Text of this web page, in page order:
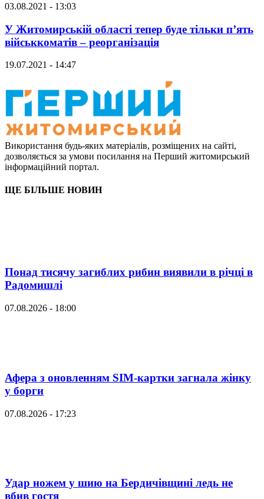
03.08.2021 - 13:03
У Житомирській області тепер буде тільки п’ять
військкоматів – реорганізація
19.07.2021 - 14:47
Використання будь-яких матеріалів, розміщених на сайті,
дозволяється за умови посилання на Перший житомирський
інформаційний портал.
ЩЕ БІЛЬШЕ НОВИН
Понад тисячу загиблих рибин виявили в річці в
Радомишлі
07.08.2026 - 18:00
Афера з оновленням SIM-картки загнала жінку
у борги
07.08.2026 - 17:23
Удар ножем у шию на Бердичівщині ледь не
вбив гостя